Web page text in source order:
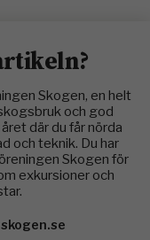
Skogen, en helt
och god
där du får nörda
och teknik. Du har
Skogen för
exkursioner och